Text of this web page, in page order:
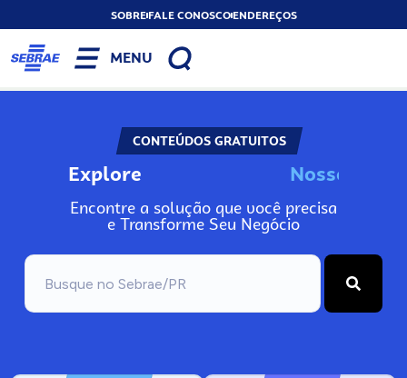
SOBREFALE CONOSCOENDEREÇOS
MENU
CONTEÚDOS GRATUITOS
Explore No
Encontre a solução que você precisa
e Transforme Seu Negócio